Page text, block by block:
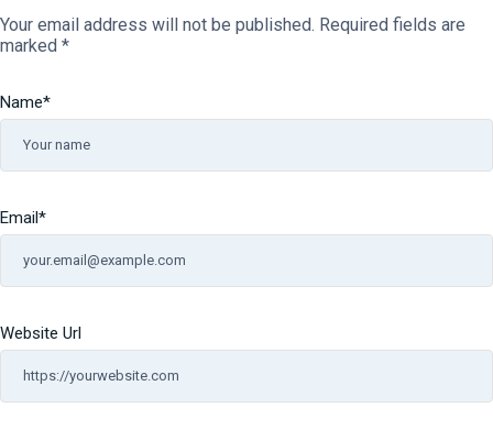
Your email address will not be published. Required fields are
marked *
Name*
Email *
Website Url